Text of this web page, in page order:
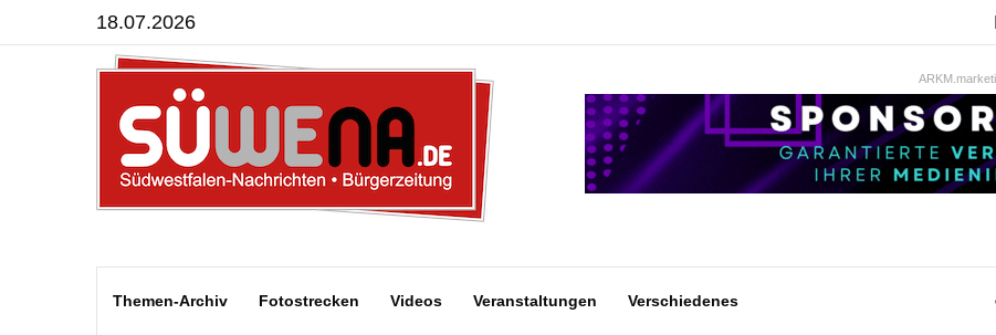
18.07.2026
Themen-Archiv Fotostrecken Videos Veranstaltungen Verschiedenes